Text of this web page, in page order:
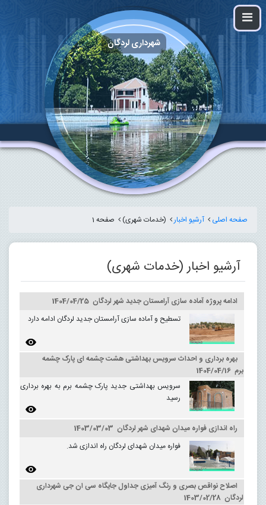
شهرداری لردگان
صفحه اصلی آرشیو اخبار (خدمات شهری) صفحه 1
آرشیو اخبار (خدمات شهری)
ادامه پروژه آماده سازی آرامستان جدید شهر لردگان 1404/04/25
تسطیح و آماده سازی آرامستان جدید لردگان ادامه دارد
بهره برداری و احداث سرویس بهداشتی هشت چشمه ای پارک چشمه
برم 1404/04/16
سرویس بهداشتی جدید پارک چشمه برم به بهره برداری
رسید
راه اندازی فواره میدان شهدای شهر لردگان 1403/03/03
فواره میدان شهدای لردگان راه اندازی شد.
اصلاح نواقص بصری و رنگ آمیزی جداول جایگاه سی ان جی شهرداری
لردگان 1403/02/28